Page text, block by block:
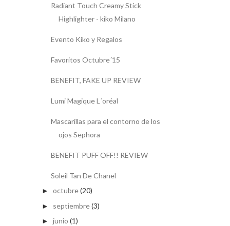
Radiant Touch Creamy Stick
Highlighter - kiko Milano
Evento Kiko y Regalos
Favoritos Octubre´15
BENEFIT, FAKE UP REVIEW
Lumi Magique L´oréal
Mascarillas para el contorno de los
ojos Sephora
BENEFIT PUFF OFF!! REVIEW
Soleil Tan De Chanel
► octubre(20)
► septiembre(3)
► junio (1)